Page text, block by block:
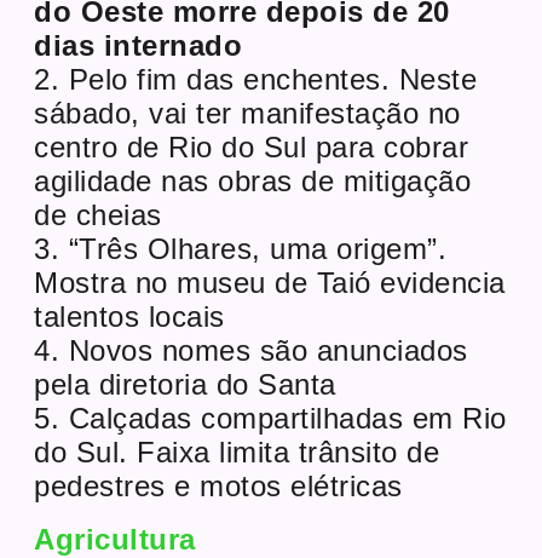
do Oeste morre depois de 20
dias internado
2. Pelo fim das enchentes. Neste
sábado, vai ter manifestação no
centro de Rio do Sul para cobrar
agilidade nas obras de mitigação
de cheias
3. “Três Olhares, uma origem”.
Mostra no museu de Taió evidencia
talentos locais
4. Novos nomes são anunciados
pela diretoria do Santa
5. Calçadas compartilhadas em Rio
do Sul. Faixa limita trânsito de
pedestres e motos elétricas
Agricultura